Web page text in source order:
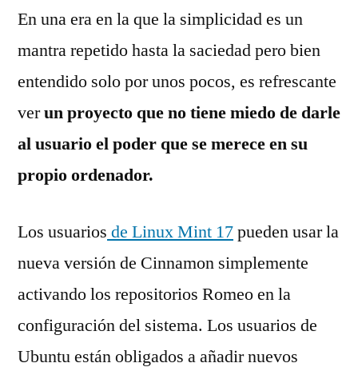
En una era en la que la simplicidad es un
mantra repetido hasta la saciedad pero bien
entendido solo por unos pocos, es refrescante
verun proyecto que no tiene miedo de darle
al usuario el poder que se merece en su
propio ordenador.
Los usuarios de Linux Mint 17pueden usar la
nueva versión de Cinnamon simplemente
activando los repositorios Romeo en la
configuración del sistema. Los usuarios de
Ubuntu están obligados a añadir nuevos